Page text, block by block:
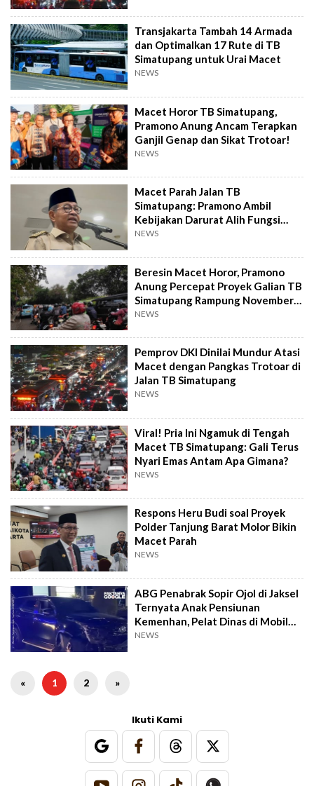
Transjakarta Tambah 14 Armada
dan Optimalkan 17 Rute di TB
Simatupang untuk Urai Macet
NEWS
Macet Horor TB Simatupang,
Pramono Anung Ancam Terapkan
Ganjil Genap dan Sikat Trotoar!
NEWS
Macet Parah Jalan TB
Simatupang: Pramono Ambil
Kebijakan Darurat Alih Fungsi
Trotoar Sementara
NEWS
Beresin Macet Horor, Pramono
Anung Percepat Proyek Galian TB
Simatupang Rampung November
2025
NEWS
Pemprov DKI Dinilai Mundur Atasi
Macet dengan Pangkas Trotoar di
Jalan TB Simatupang
NEWS
Viral! Pria Ini Ngamuk di Tengah
Macet TB Simatupang: Gali Terus
Nyari Emas Antam Apa Gimana?
NEWS
Respons Heru Budi soal Proyek
Polder Tanjung Barat Molor Bikin
Macet Parah
NEWS
ABG Penabrak Sopir Ojol di Jaksel
Ternyata Anak Pensiunan
Kemenhan, Pelat Dinas di Mobil
Fortuner Langsung Dicabut!
NEWS
« 1 2 »
Ikuti Kami